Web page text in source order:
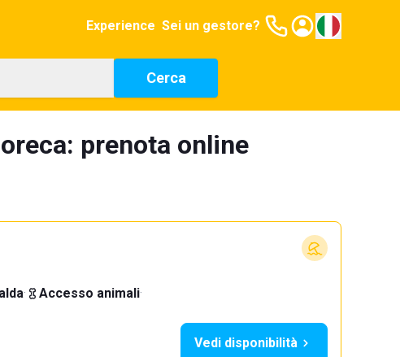
Experience Sei un gestore?
Cerca
prenota online
· Accesso animali·
Vedi disponibilità